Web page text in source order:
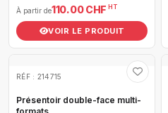
À partir de110.00 CHF HT
VOIR LE PRODUIT
RÉF : 214715
Présentoir double-face multi-